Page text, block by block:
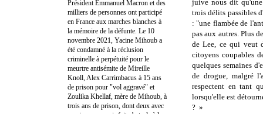
juive nous dit
trois délits passibles
: "une flambée de
pas aux autres. Plus
de Lee, ce qui veut
citoyens coupables
quelques semaines
de drogue, malgré
respectent en tant
lorsqu'elle est
? »
Président Emmanuel Macron et des
milliers de personnes ont participé
en France aux marches blanches à
la mémoire de la défunte. Le 10
novembre 2021, Yacine Mihoub a
été condamné à la réclusion
criminelle à perpétuité pour le
meurtre antisémite de Mireille
Knoll, Alex Carrimbacus à 15 ans
de prison pour "vol aggravé" et
Zoulika Khellaf, mère de Mihoub, à
trois ans de prison, dont deux avec